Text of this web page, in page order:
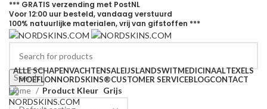
*** GRATIS verzending met PostNL
Voor12:00 uur besteld,vandaag verstuurd
100% natuurlijke materialen, vrij van gifstoffen ***
Search
ALLE SCHAPENVACHTENSALEIJSLANDSWITMEDICINAALTEXELS
MOEFLONNORDSKINS®CUSTOMER SERVICEBLOGCONTACT
Home Product Kleur Grijs